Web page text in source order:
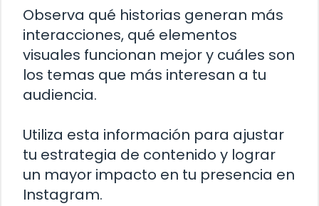
Observa qué historias generan más
interacciones, qué elementos
visuales funcionan mejor y cuáles son
los temas que más interesan a tu
audiencia.
Utiliza esta información para ajustar
tu estrategia de contenido y lograr
un mayor impacto en tu presencia en
Instagram.